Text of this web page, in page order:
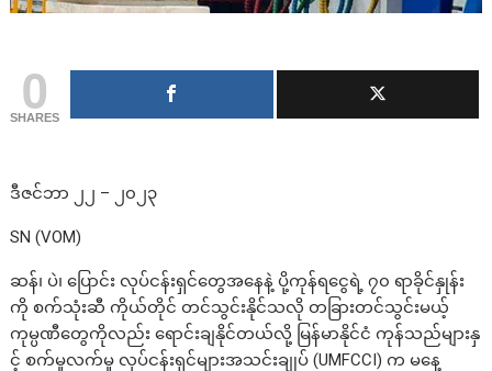
0
SHARES
ဒီဇင်ဘာ ၂၂ – ၂၀၂၃
SN (VOM)
ဆန်၊ ပဲ၊ ပြောင်း လုပ်ငန်းရှင်တွေအနေနဲ့ ပို့ကုန်ရငွေရဲ့ ၇၀ ရာခိုင်နှုန်း
ကို စက်သုံးဆီ ကိုယ်တိုင် တင်သွင်းနိုင်သလို တခြားတင်သွင်းမယ့်
ကုမ္ပဏီတွေကိုလည်း ရောင်းချနိုင်တယ်လို့ မြန်မာနိုင်ငံ ကုန်သည်များနှ
င့် စက်မှုလက်မှု လုပ်ငန်းရှင်များအသင်းချုပ် (UMFCCI) က မနေ့